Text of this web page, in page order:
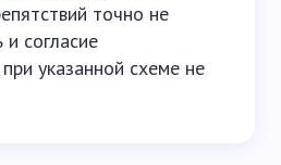
точно не
согласие
указанной схеме не